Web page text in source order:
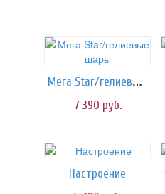
Мега Star/гелиевые шары
7 390 руб.
Настроение